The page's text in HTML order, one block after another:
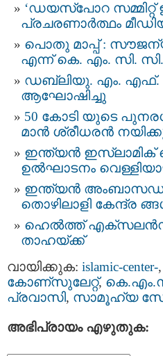
‘ഡയസ്പോറ
പ്രചരണാർത്ഥം
പൊതു മാപ്പ് : സൗജന്യ
എന്ന് കെ. എം. സി. സി.
ഡബ്ലിയു. എം. എഫ്.
ആഘോഷിച്ചു
50 കോടി യുടെ
മാൻ ശ്രീധരൻ
ഇന്ത്യൻ ഇസ്‌ലാമിക്
ഉല്‍ഘാടനം
ഇന്ത്യന്‍
തൊഴിലാളി കേന്ദ്ര
ഹെല്‍ത്ത്
താഹയ്ക്ക്
വായിക്കുക: islamic-center-,
കോണ്സുലേറ്റ്,
പ്രവാസി, സാമൂഹ്യ
അഭിപ്രായം എഴുതുക: